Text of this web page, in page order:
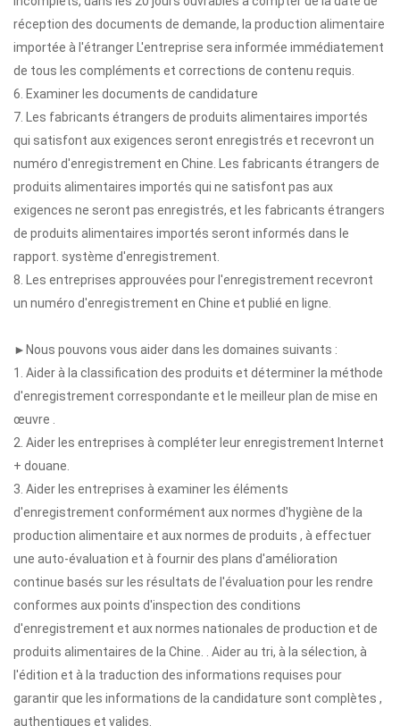
réception des documents de demande, la production alimentaire
importée à l'étranger L'entreprise sera informée immédiatement
de tous les compléments et corrections de contenu requis.
6. Examiner les documents de candidature
7. Les fabricants étrangers de produits alimentaires importés
qui satisfont aux exigences seront enregistrés et recevront un
numéro d'enregistrement en Chine. Les fabricants étrangers de
produits alimentaires importés qui ne satisfont pas aux
exigences ne seront pas enregistrés, et les fabricants étrangers
de produits alimentaires importés seront informés dans le
rapport. système d'enregistrement.
8. Les entreprises approuvées pour l'enregistrement recevront
un numéro d'enregistrement en Chine et publié en ligne.
►Nous pouvons vous aider dans les domaines suivants :
1. Aider à la classification des produits et déterminer la méthode
d'enregistrement correspondante et le meilleur plan de mise en
œuvre .
2. Aider les entreprises à compléter leur enregistrement Internet
+ douane.
3. Aider les entreprises à examiner les éléments
d'enregistrement conformément aux normes d'hygiène de la
production alimentaire et aux normes de produits , à effectuer
une auto-évaluation et à fournir des plans d'amélioration
continue basés sur les résultats de l'évaluation pour les rendre
conformes aux points d'inspection des conditions
d'enregistrement et aux normes nationales de production et de
produits alimentaires de la Chine. . Aider au tri, à la sélection, à
l'édition et à la traduction des informations requises pour
garantir que les informations de la candidature sont complètes ,
authentiques et valides.